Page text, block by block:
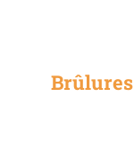
Brûlures